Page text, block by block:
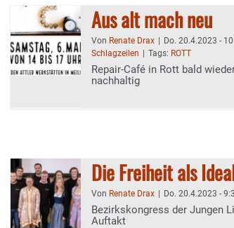
Aus alt mach neu
Von Renate Drax Do. 20.4.2023 -
Schlagzeilen
Tags: ROTT
Repair-Café in Rott bald
nachhaltig
Die Freiheit als
Von Renate Drax Do. 20.4.2023 -
Bezirkskongress der Jungen
Auftakt